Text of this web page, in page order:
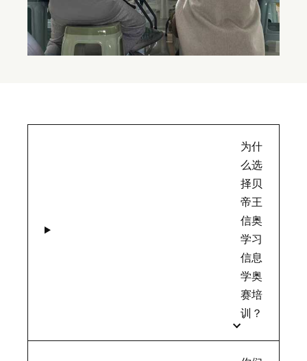
为什
么选
择贝
帝王
信奥
学习
信息
学奥
赛培
训？